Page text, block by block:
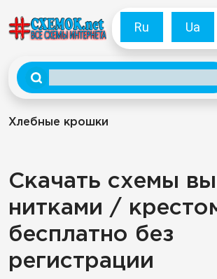
Ru Ua
Хлебные крошки
Скачать схемы
нитками /
бесплатно без
регистрации